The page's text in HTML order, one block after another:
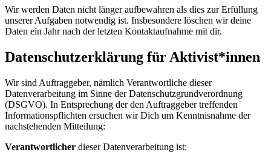
Wir werden Daten nicht länger aufbewahren als dies zur Erfüllung
unserer Aufgaben notwendig ist. Insbesondere löschen wir deine
Daten ein Jahr nach der letzten Kontaktaufnahme mit dir.
Datenschutzerklärung für Aktivist*innen
Wir sind Auftraggeber, nämlich Verantwortliche dieser
Datenverarbeitung im Sinne der Datenschutzgrundverordnung
(DSGVO). In Entsprechung der den Auftraggeber treffenden
Informationspflichten ersuchen wir Dich um Kenntnisnahme der
nachstehenden Mitteilung:
Verantwortlicher dieser Datenverarbeitung ist: